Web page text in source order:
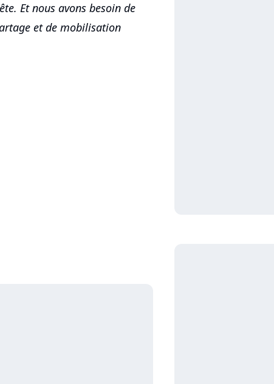
Et nous avons besoin de
et de mobilisation